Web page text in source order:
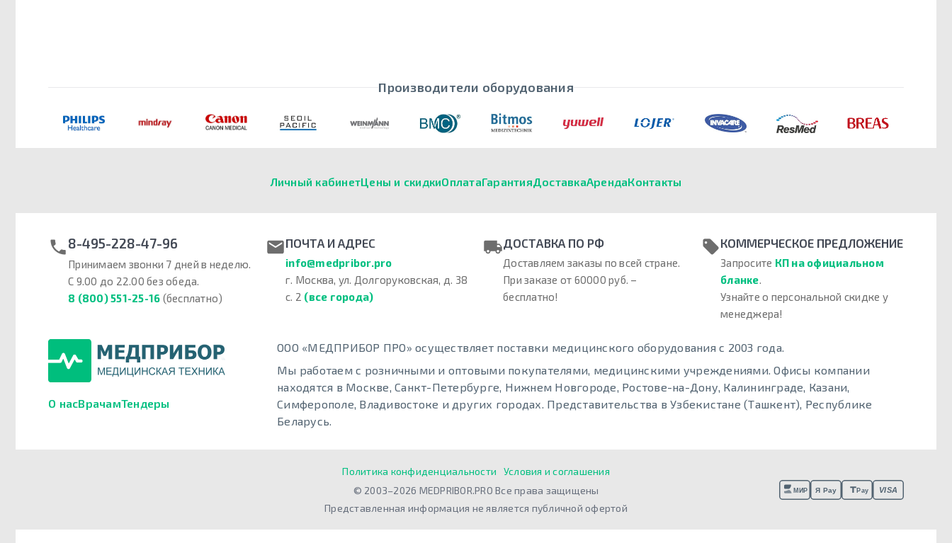
Производители оборудования
Личный кабинетЦены и скидкиОплатаГарантияДоставкаАрендаКонтакты
8-495-228-47-96
Принимаем звонки 7 дней в неделю.
С 9.00 до 22.00 без обеда.
8 (800) 551-25-16 (бесплатно)
ПОЧТА И АДРЕС
info@medpribor.pro
г. Москва, ул. Долгоруковская, д. 38
с. 2 (все города)
ДОСТАВКА ПО РФ
Доставляем заказы по всей стране.
При заказе от 60000 руб. –
бесплатно!
КОММЕРЧЕСКОЕ ПРЕДЛОЖЕНИЕ
Запросите КП на официальном
бланке.
Узнайте о персональной скидке у
менеджера!
О насВрачамТендеры
ООО «МЕДПРИБОР ПРО» осуществляет поставки медицинского оборудования с 2003 года.
Мы работаем с розничными и оптовыми покупателями, медицинскими учреждениями. Офисы компании
находятся в Москве, Санкт-Петербурге, Нижнем Новгороде, Ростове-на-Дону, Калининграде, Казани,
Симферополе, Владивостоке и других городах. Представительства в Узбекистане (Ташкент), Республике
Беларусь.
Политика конфиденциальности
Условия и соглашения
© 2003–2026 MEDPRIBOR.PRO Все права защищены
Представленная информация не является публичной офертой
МИР Я Pay Pay VISA